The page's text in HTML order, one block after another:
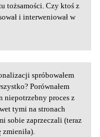
tożsamości. Czy ktoś z
i interweniował w
spróbowałem
Porównałem
niepotrzebny proces z
tymi na stronach
sobie zaprzeczali (teraz